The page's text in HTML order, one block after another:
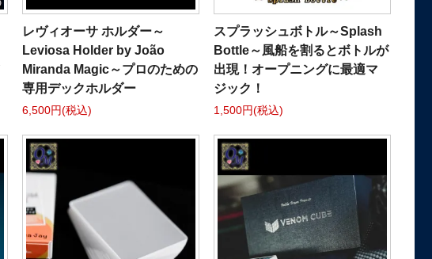
レヴィオーサ ホルダー～
Leviosa Holder by João
Miranda Magic～プロのための
専用デックホルダー
6,500円(税込)
スプラッシュボトル～Splash
Bottle～風船を割るとボトルが
出現！オープニングに最適マ
ジック！
1,500円(税込)